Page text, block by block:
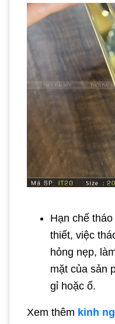
Hạn chế
thiết, việc
hỏng nẹp,
mặt của sản
gỉ hoặc ố.
Xem thêm kinh